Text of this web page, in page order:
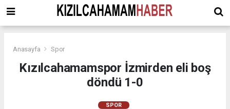
Anasayfa Spor
Kızılcahamamspor İzmirden eli boş
döndü 1-0
SPOR